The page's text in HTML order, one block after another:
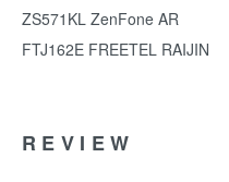
ZS571KL ZenFone AR
FTJ162E FREETEL RAIJIN
REVIEW